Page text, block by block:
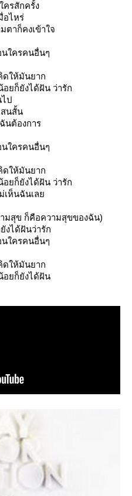
ครสักครั้ง
อไหร่
ตาก็คงเข้าใจ
นใครคนอื่นๆ
ดให้มันยาก
ยก็ยังได้ฝัน ว่ารัก
ป
สนสั้น
นต้องการ
นใครคนอื่นๆ
ดให้มันยาก
ยก็ยังได้ฝัน ว่ารัก
เห็นฉันเล
มสุข ก็คือความสุขของฉัน)
งได้ฝันว่ารัก
นใครคนอื่นๆ
ดให้มันยาก
อยก็ยังได้ฝัน